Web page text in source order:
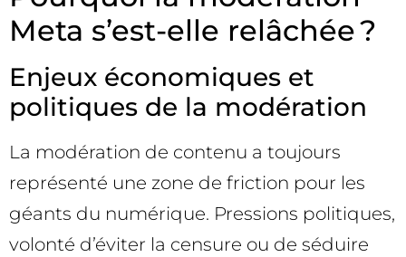
Meta s’est-elle relâchée ?
Enjeux économiques et
politiques de la modération
La modération de contenu a toujours
représenté une zone de friction pour les
géants du numérique. Pressions politiques,
volonté d’éviter la censure ou de séduire